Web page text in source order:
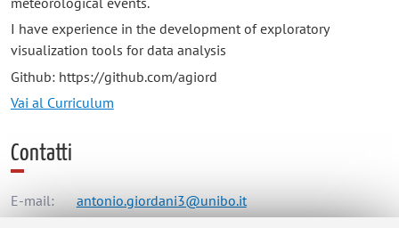
I have experience in the development of exploratory
visualization tools for data analysis
Github: https://github.com/agiord
Vai al Curriculum
Contatti
E-mail: antonio.giordani3@unibo.it